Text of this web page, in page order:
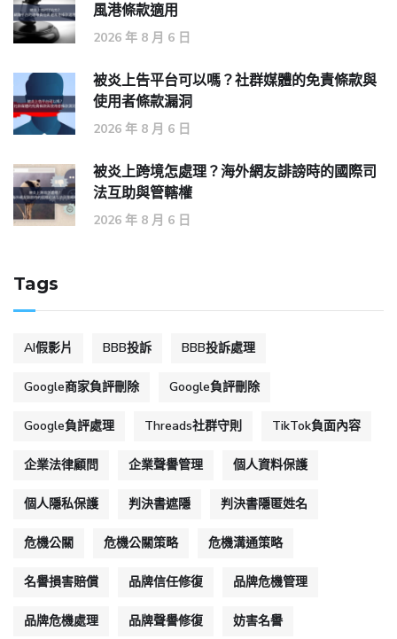
風港條款適用
2026 年 8 月 6 日
被炎上告平台可以嗎？社群媒體的免責條款與
使用者條款漏洞
2026 年 8 月 6 日
被炎上跨境怎處理？海外網友誹謗時的國際司
法互助與管轄權
2026 年 8 月 6 日
Tags
AI假影片 BBB投訴 BBB投訴處理
Google商家負評刪除 Google負評刪除
Google負評處理 Threads社群守則 TikTok負面內容
企業法律顧問 企業聲譽管理 個人資料保護
個人隱私保護 判決書遮隱 判決書隱匿姓名
危機公關 危機公關策略 危機溝通策略
名譽損害賠償 品牌信任修復 品牌危機管理
品牌危機處理 品牌聲譽修復 妨害名譽